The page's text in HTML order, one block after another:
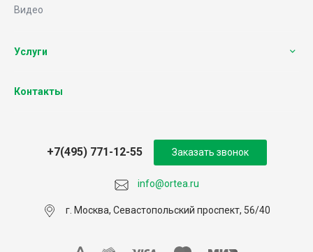
Видео
Услуги
Контакты
info@ortea.ru
+7(495) 771-12-55
г. Москва, Севастопольский проспект, 56/40
Заказать звонок